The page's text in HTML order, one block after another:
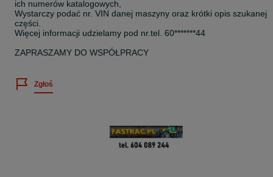
ich numerów katalogowych,
Wystarczy podać nr. VIN danej maszyny oraz krótki opis szukanej
części.
Więcej informacji udzielamy pod nr.tel. 60*******44
ZAPRASZAMY DO WSPÓŁPRACY
Zgłoś